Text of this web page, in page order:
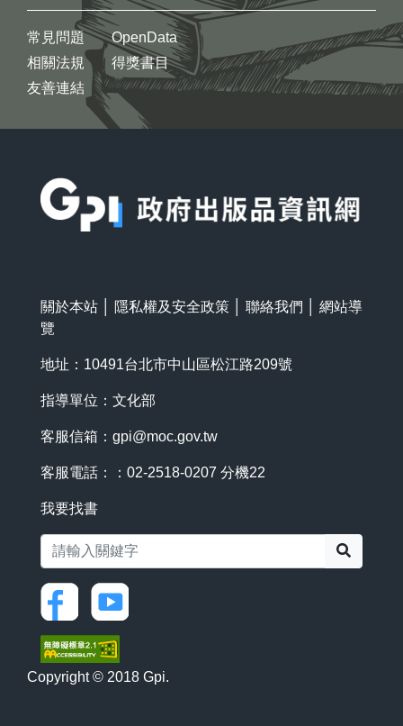
常見問題
相關法規
友善連結
OpenData
得獎書目
關於本站 隱私權及安全政策 聯絡我們
網站導
覽
地址：10491台北市中山區松江路209號
指導單位：文化部
客服信箱： gpi@moc.gov.tw
客服電話：：02-2518-0207 分機22
我要找書
Copyright © 2018 Gpi.